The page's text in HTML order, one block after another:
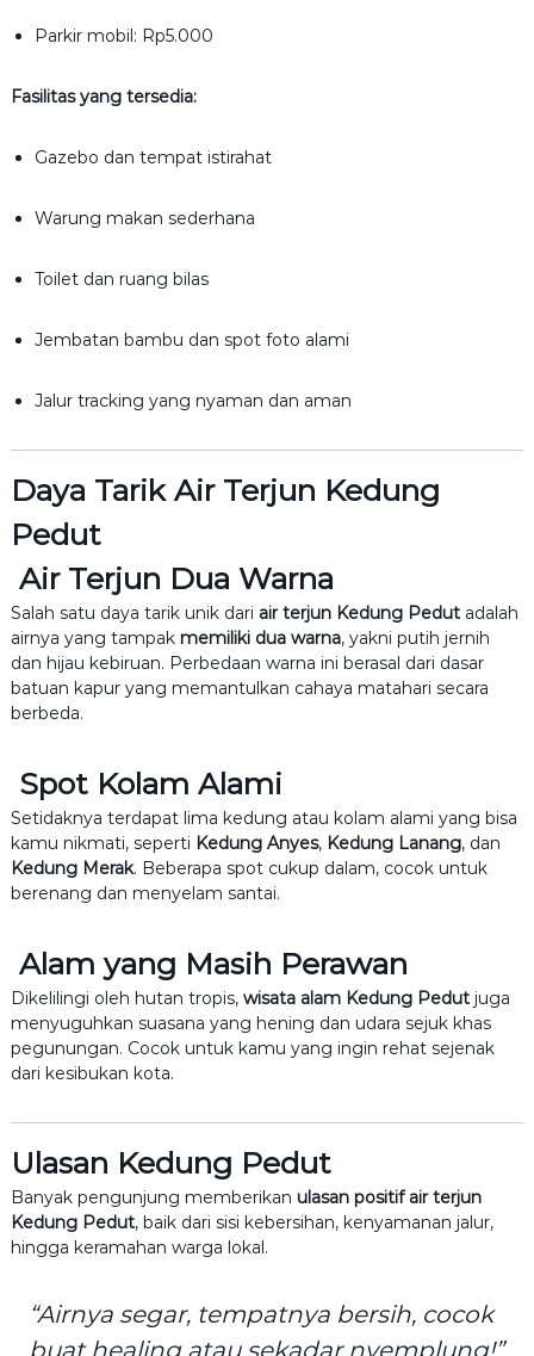
Parkir mobil: Rp5.000
Fasilitas yang tersedia:
Gazebo dan tempat istirahat
Warung makan sederhana
Toilet dan ruang bilas
Jembatan bambu dan spot foto alami
Jalur tracking yang nyaman dan aman
Daya Tarik Air Terjun Kedung
Pedut
Air Terjun Dua Warna
Salah satu daya tarik unik dari air terjun Kedung Pedutadalah
airnya yang tampak memiliki dua warna, yakni putih jernih
dan hijau kebiruan. Perbedaan warna ini berasal dari dasar
batuan kapur yang memantulkan cahaya matahari secara
berbeda.
Spot Kolam Alami
Setidaknya terdapat lima kedung atau kolam alami yang bisa
kamu nikmati, seperti Kedung Anyes, Kedung Lanang, dan
Kedung Merak. Beberapa spot cukup dalam, cocok untuk
berenang dan menyelam santai.
Alam yang Masih Perawan
Dikelilingi oleh hutan tropis, wisata alam Kedung Pedutjuga
menyuguhkan suasana yang hening dan udara sejuk khas
pegunungan. Cocok untuk kamu yang ingin rehat sejenak
dari kesibukan kota.
Ulasan Kedung Pedut
Banyak pengunjung memberikan ulasan positif air terjun
Kedung Pedut, baik dari sisi kebersihan, kenyamanan jalur,
hingga keramahan warga lokal.
“Airnya segar, tempatnya bersih, cocok
buat healing atau sekadar nyemplung!”